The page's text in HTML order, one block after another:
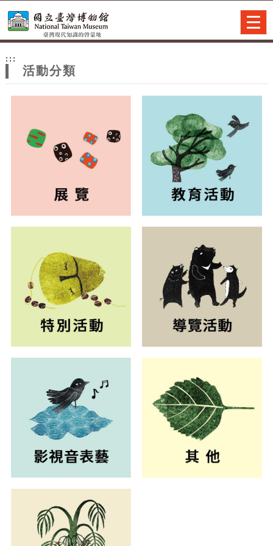
網
站
主
:::
活動分類